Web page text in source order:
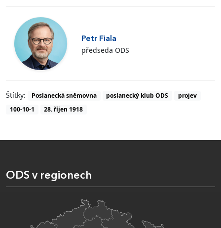
Petr Fiala
předseda ODS
Štítky: Poslanecká sněmovna poslanecký klub ODS
projev
100-10-1
28. říjen 1918
ODS v regionech